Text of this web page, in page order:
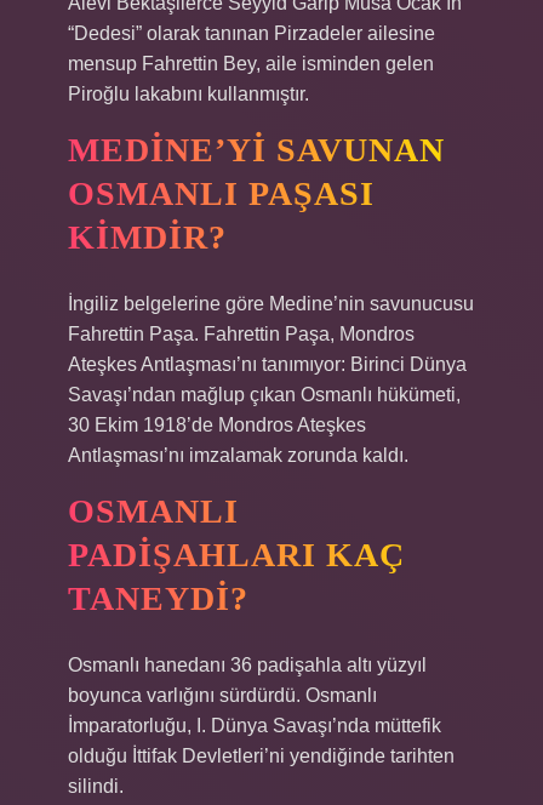
“Dedesi” olarak tanınan Pirzadeler ailesine
mensup Fahrettin Bey, aile isminden gelen
Piroğlu lakabını kullanmıştır.
MEDINE’YI SAVUNAN
OSMANLI PAŞASI
KIMDIR?
İngiliz belgelerine göre Medine’nin savunucusu
Fahrettin Paşa. Fahrettin Paşa, Mondros
Ateşkes Antlaşması’nı tanımıyor: Birinci Dünya
Savaşı’ndan mağlup çıkan Osmanlı hükümeti,
30 Ekim 1918’de Mondros Ateşkes
Antlaşması’nı imzalamak zorunda kaldı.
OSMANLI
PADIŞAHLARI KAÇ
TANEYDI?
Osmanlı hanedanı 36 padişahla altı yüzyıl
boyunca varlığını sürdürdü. Osmanlı
İmparatorluğu, I. Dünya Savaşı’nda müttefik
olduğu İttifak Devletleri’ni yendiğinde tarihten
silindi.